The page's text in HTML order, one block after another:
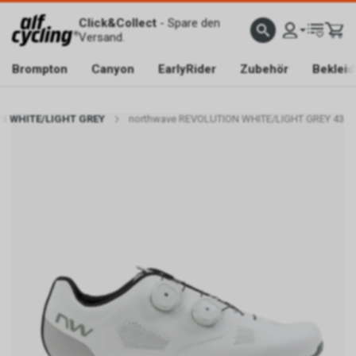
Click&Collect- Spare den
Versand.
Brompton Canyon EarlyRider Zubehör
WHITE/LIGHT GREY northwave REVOLUTION WHITE/LIGHT GREY 43